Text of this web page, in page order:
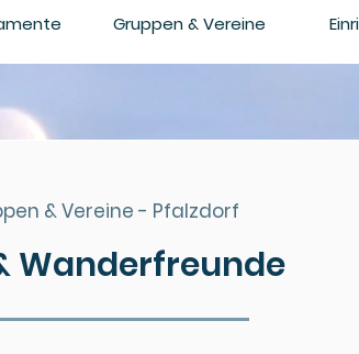
Gruppen & Vereine
& Vereine - Pfalzdorf
Wanderfreunde